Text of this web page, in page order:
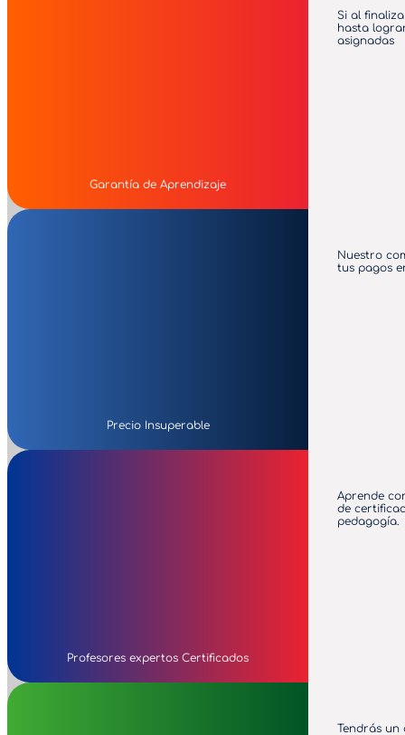
Garantía de Aprendizaje
Si al
hasta
asignadas
Precio Insuperable
Nuestro
tus pagos
Profesores expertos Certificados
Aprende
de
pedagogía.
Tendrás un